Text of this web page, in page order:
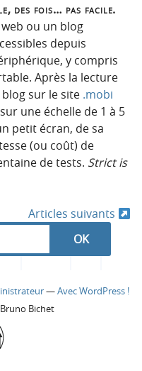
des fois… pas facile.
ou un blog
depuis
y compris
Après la lecture
blog sur le site .mobi
une échelle de 1 à 5
petit écran, de sa
(ou coût) de
de tests. Strict is
Articles suivants
—Avec WordPress !
Bichet